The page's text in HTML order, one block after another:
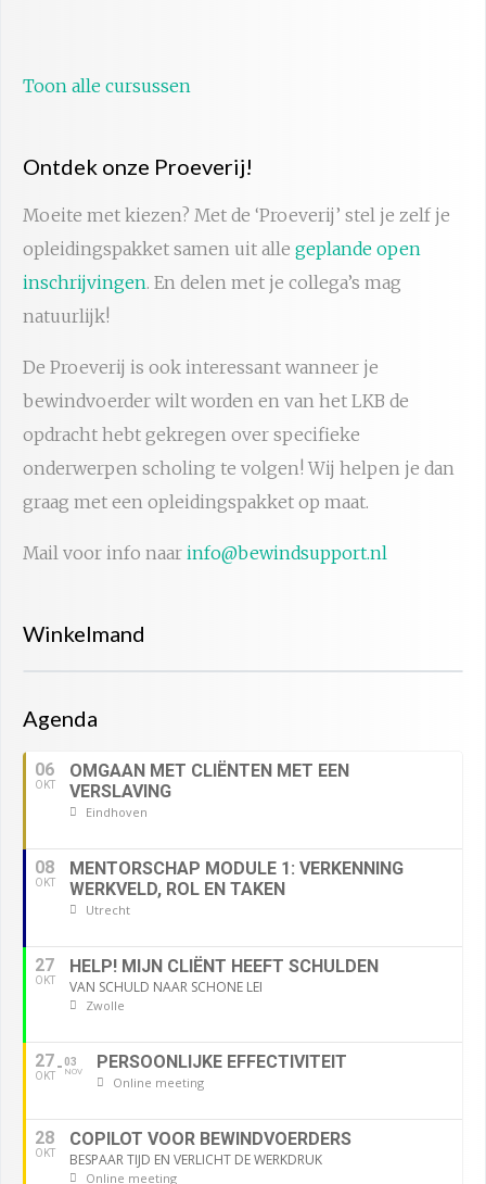
Toon alle cursussen
Ontdek onze Proeverij!
Moeite met kiezen? Met de ‘Proeverij’ stel je zelf je
opleidingspakket samen uit alle geplande open
inschrijvingen. En delen met je collega’s mag
natuurlijk!
De Proeverij is ook interessant wanneer je
bewindvoerder wilt worden en van het LKB de
opdracht hebt gekregen over specifieke
onderwerpen scholing te volgen! Wij helpen je dan
graag met een opleidingspakket op maat.
Mail voor info naar info@bewindsupport.nl
Winkelmand
Agenda
06
OKT
OMGAAN MET CLIËNTEN MET EEN
VERSLAVING
Eindhoven
08
OKT
MENTORSCHAP MODULE 1: VERKENNING
WERKVELD, ROL EN TAKEN
Utrecht
27
OKT
HELP! MIJN CLIËNT HEEFT SCHULDEN
VAN SCHULD NAAR SCHONE LEI
Zwolle
27
OKT
03
NOV PERSOONLIJKE EFFECTIVITEIT
Online meeting
28
OKT
COPILOT VOOR BEWINDVOERDERS
BESPAAR TIJD EN VERLICHT DE WERKDRUK
Online meeting